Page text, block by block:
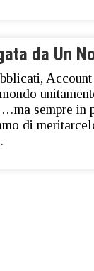
da Un
sempre in
di